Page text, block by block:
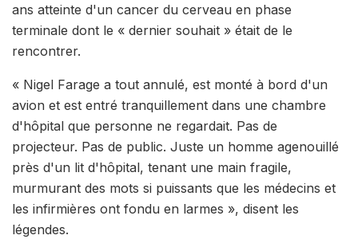
ans atteinte d'un cancer du cerveau en phase
terminale dont le « dernier souhait » était de le
rencontrer.
« Nigel Farage a tout annulé, est monté à bord d'un
avion et est entré tranquillement dans une chambre
d'hôpital que personne ne regardait. Pas de
projecteur. Pas de public. Juste un homme agenouillé
près d'un lit d'hôpital, tenant une main fragile,
murmurant des mots si puissants que les médecins et
les infirmières ont fondu en larmes », disent les
légendes.